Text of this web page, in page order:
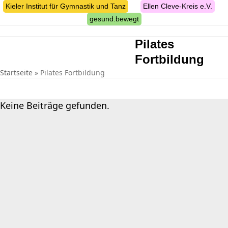
Skip
to
Kieler Institut für Gymnastik und Tanz
Ellen Cleve-Kreis e.V.
gesund.bewegt
Pilates
Fortbildung
Startseite » Pilates Fortbildung
Keine Beiträge gefunden.